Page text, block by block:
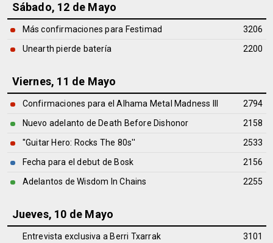
Sábado, 12 de Mayo
Más confirmaciones para Festimad
3206
Unearth pierde batería
2200
Viernes, 11 de Mayo
Confirmaciones para el Alhama Metal Madness III
2794
Nuevo adelanto de Death Before Dishonor
2158
''Guitar Hero: Rocks The 80s''
2533
Fecha para el debut de Bosk
2156
Adelantos de Wisdom In Chains
2255
Jueves, 10 de Mayo
Entrevista exclusiva a Berri Txarrak
3101